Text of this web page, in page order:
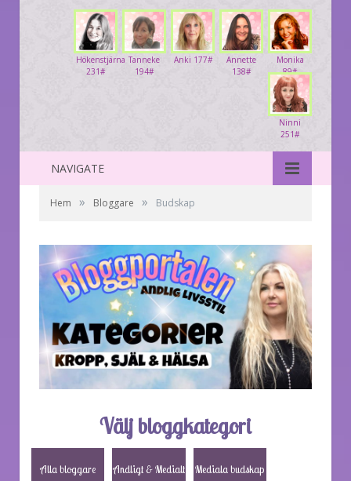
Monika
89#
Annette
138#
Anki 177#
Tanneke
194#
Hökenstjärna
231#
Ninni
251#
NAVIGATE
Hem » Bloggare » Budskap
Välj bloggkategori
Alla bloggare Andligt & Medialt Mediala budskap